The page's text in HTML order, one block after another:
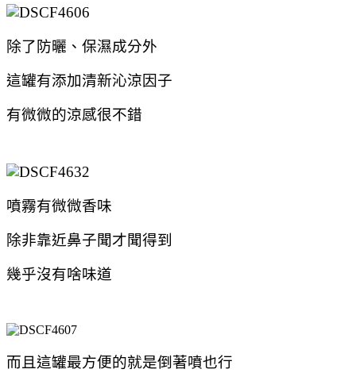
除了防曬、保濕成分外
這罐有添加清新沁涼因子
有微微的涼感很不錯
噴霧有微微香味
除非靠近鼻子聞才聞得到
幾乎沒有啥味道
而且這罐最方便的就是倒著噴也行